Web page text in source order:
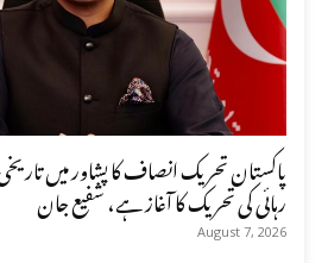
پاکستان تحریک انصاف کا پشاور میں
رہائی کی تحریک کا آغاز ہے، شفیع جان
August 7, 2026